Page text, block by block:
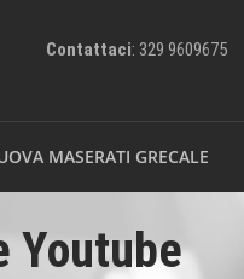
Contattaci: 329 9609675
MASERATI GRECALE
Youtube